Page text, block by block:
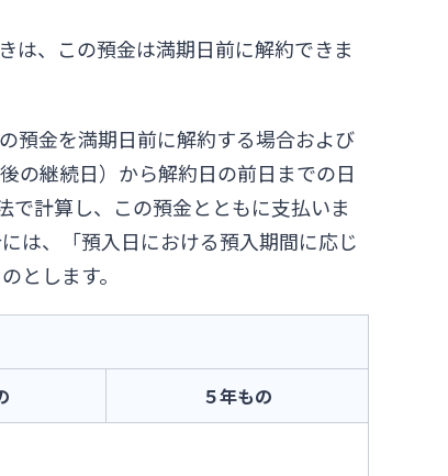
は、この預金は満期日前に解約できま
預金を満期日前に解約する場合および
の継続日）から解約日の前日までの日
で計算し、この預金とともに支払いま
は、「預入日における預入期間に応じ
とします。
５年もの